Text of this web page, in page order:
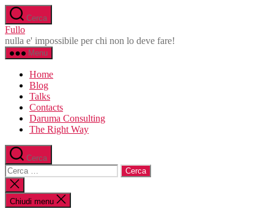
Salta
al
contenuto
Cerca
Fullo
nulla e' impossibile per chi non lo deve fare!
Menu
Home
Blog
Talks
Contacts
Daruma Consulting
The Right Way
Cerca
Cerca:
Chiudi
la
ricerca
Chiudi menu